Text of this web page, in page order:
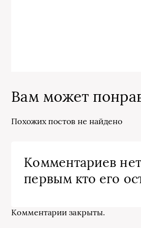
Вам может
Похожих постов не найдено
Комментариев
первым кто его
Комментарии закрыты.